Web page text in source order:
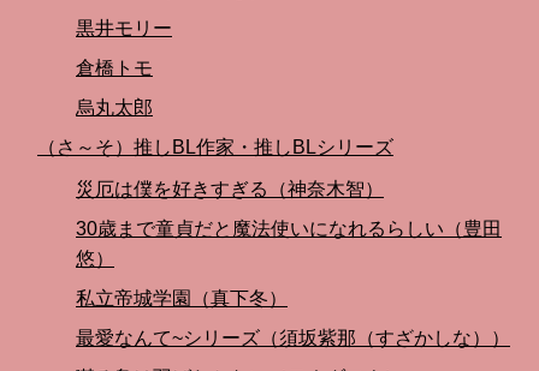
黒井モリー
倉橋トモ
烏丸太郎
（さ～そ）推しBL作家・推しBLシリーズ
災厄は僕を好きすぎる（神奈木智）
30歳まで童貞だと魔法使いになれるらしい（豊田
悠）
私立帝城学園（真下冬）
最愛なんて~シリーズ（須坂紫那（すざかしな））